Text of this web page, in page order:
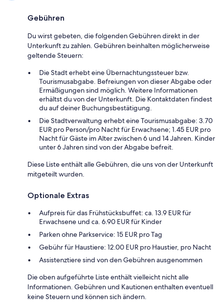
Gebühren
Du wirst gebeten, die folgenden Gebühren direkt in der
Unterkunft zu zahlen. Gebühren beinhalten möglicherweise
geltende Steuern:
Die Stadt erhebt eine Übernachtungssteuer bzw.
Tourismusabgabe. Befreiungen von dieser Abgabe oder
Ermäßigungen sind möglich. Weitere Informationen
erhältst du von der Unterkunft. Die Kontaktdaten findest
du auf deiner Buchungsbestätigung.
Die Stadtverwaltung erhebt eine Tourismusabgabe: 3.70
EUR pro Person/pro Nacht für Erwachsene; 1.45 EUR pro
Nacht für Gäste im Alter zwischen 6 und 14 Jahren. Kinder
unter 6 Jahren sind von der Abgabe befreit.
Diese Liste enthält alle Gebühren, die uns von der Unterkunft
mitgeteilt wurden.
Optionale Extras
Aufpreis für das Frühstücksbuffet: ca. 13.9 EUR für
Erwachsene und ca. 6.90 EUR für Kinder
Parken ohne Parkservice: 15 EUR pro Tag
Gebühr für Haustiere: 12.00 EUR pro Haustier, pro Nacht
Assistenztiere sind von den Gebühren ausgenommen
Die oben aufgeführte Liste enthält vielleicht nicht alle
Informationen. Gebühren und Kautionen enthalten eventuell
keine Steuern und können sich ändern.